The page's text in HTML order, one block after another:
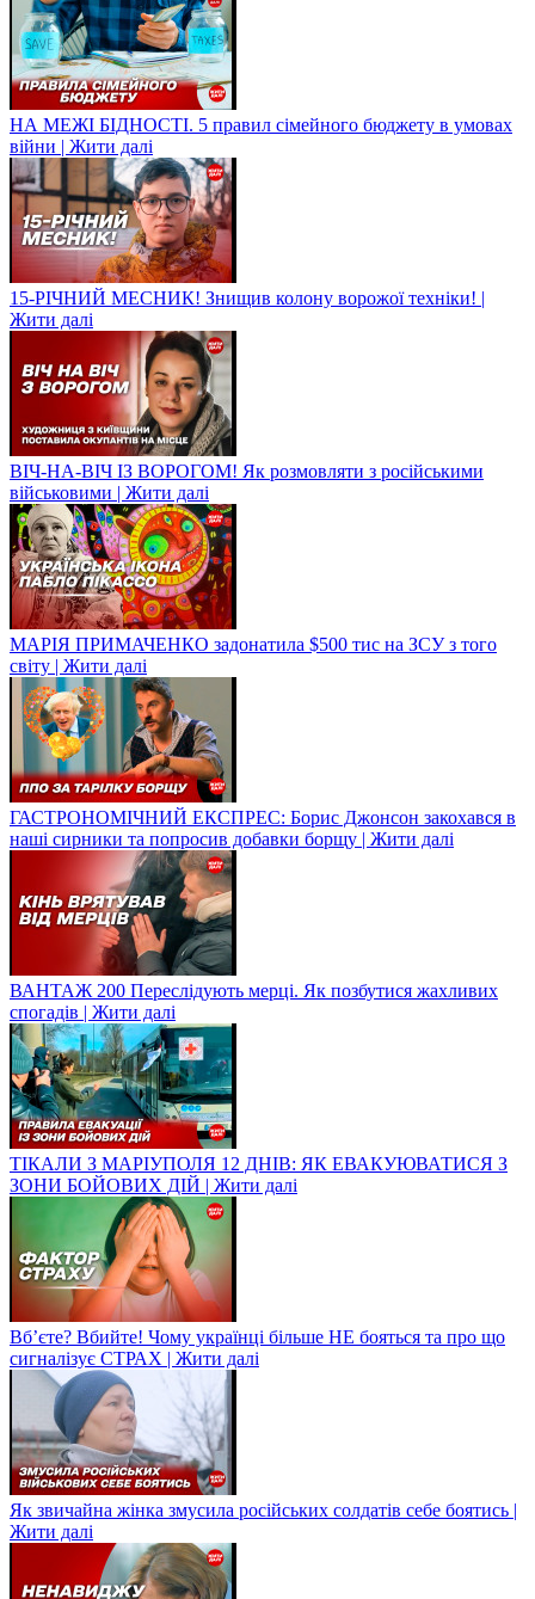
НА МЕЖІ БІДНОСТІ. 5 правил сімейного бюджету в умовах
війни | Жити далі
15-РІЧНИЙ МЕСНИК! Знищив колону ворожої техніки! |
Жити далі
ВІЧ-НА-ВІЧ ІЗ ВОРОГОМ! Як розмовляти з російськими
військовими | Жити далі
МАРІЯ ПРИМАЧЕНКО задонатила $500 тис на ЗСУ з того
світу | Жити далі
ГАСТРОНОМІЧНИЙ ЕКСПРЕС: Борис Джонсон закохався в
наші сирники та попросив добавки борщу | Жити далі
ВАНТАЖ 200 Переслідують мерці. Як позбутися жахливих
спогадів | Жити далі
ТІКАЛИ З МАРІУПОЛЯ 12 ДНІВ: ЯК ЕВАКУЮВАТИСЯ З
ЗОНИ БОЙОВИХ ДІЙ | Жити далі
Вб’єте? Вбийте! Чому українці більше НЕ бояться та про що
сигналізує СТРАХ | Жити далі
Як звичайна жінка змусила російських солдатів себе боятись |
Жити далі